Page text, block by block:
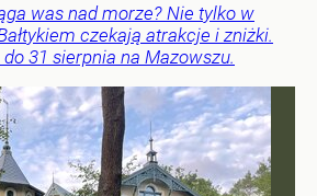
was nad morze? Nie tylko w
czekają atrakcje i zniżki.
31 sierpnia na Mazowszu.